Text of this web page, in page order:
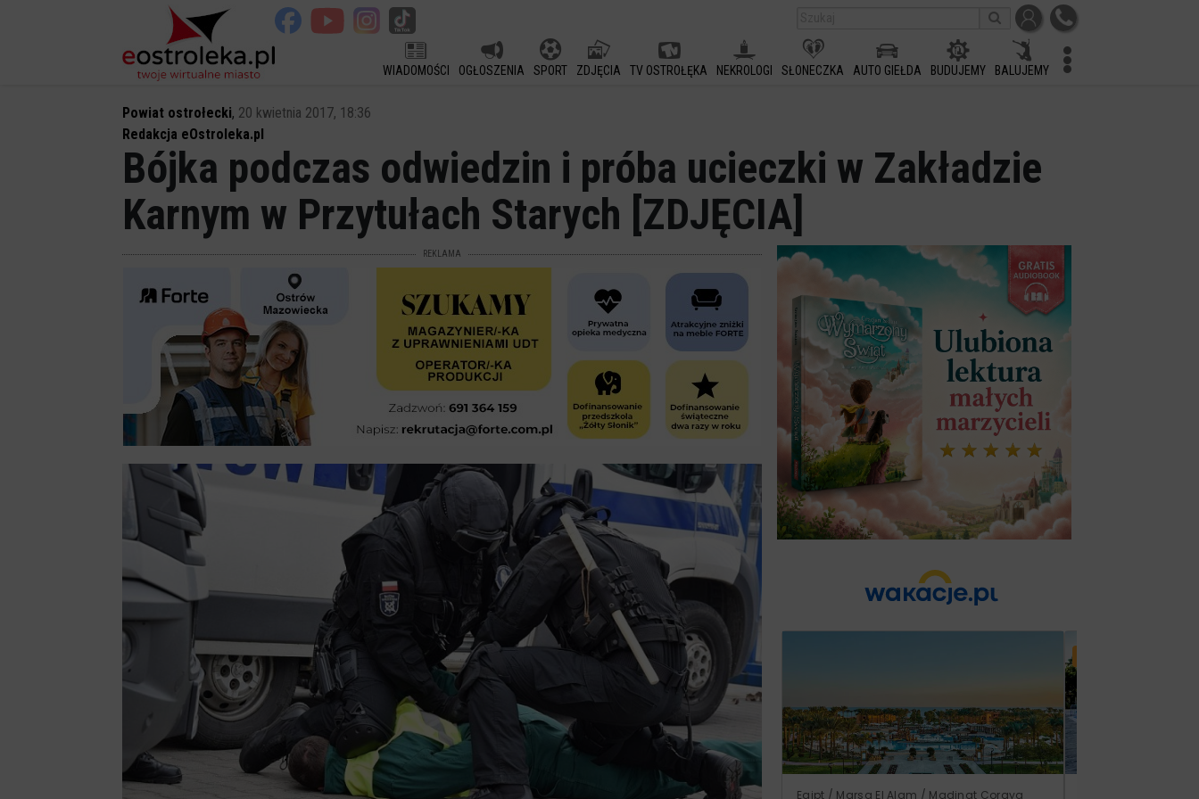
WIADOMOŚCI OGŁOSZENIA SPORT ZDJĘCIA TV OSTROŁĘKA NEKROLOGI SŁONECZKA AUTO GIEŁDA BUDUJEMY BALUJEMY
Powiat ostrołecki, 20 kwietnia 2017, 18:36
Redakcja eOstroleka.pl
Bójka podczas odwiedzin i próba ucieczki w Zakładzie
Karnym w Przytułach Starych [ZDJĘCIA]
REKLAMA
Egipt / Marsa El Alam / Madinat Coraya